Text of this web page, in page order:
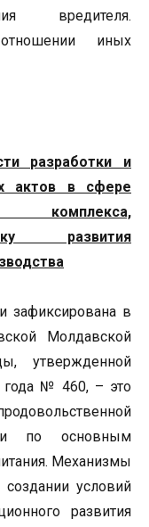
вредителя.
иных
разработки и
актов в сфере
комплекса,
развития
зафиксирована в
Молдавской
утвержденной
№ 460, – это
по основным
Механизмы
условий
развития